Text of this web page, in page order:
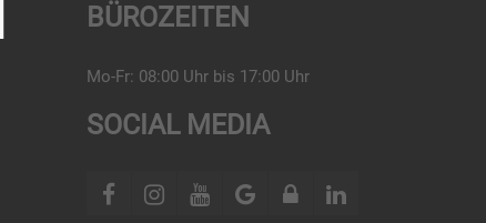
BÜROZEITEN
Mo-Fr: 08:00 Uhr bis 17:00 Uhr
SOCIAL MEDIA